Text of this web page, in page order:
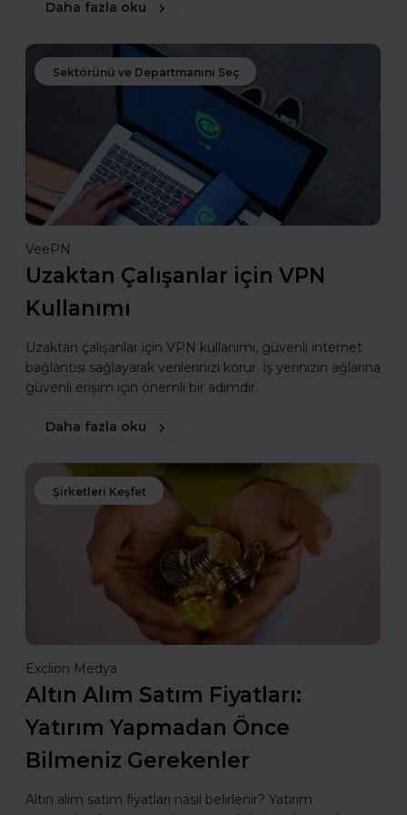
Daha fazla oku
Sektörünü ve Departmanını Seç
VeePN
Uzaktan Çalışanlar için VPN
Kullanımı
Uzaktan çalışanlar için VPN kullanımı, güvenli internet
bağlantısı sağlayarak verilerinizi korur. İş yerinizin ağlarına
güvenli erişim için önemli bir adımdır.
Daha fazla oku
Şirketleri Keşfet
Exclion Medya
Altın Alım Satım Fiyatları:
Yatırım Yapmadan Önce
Bilmeniz Gerekenler
Altın alım satım fiyatları nasıl belirlenir? Yatırım